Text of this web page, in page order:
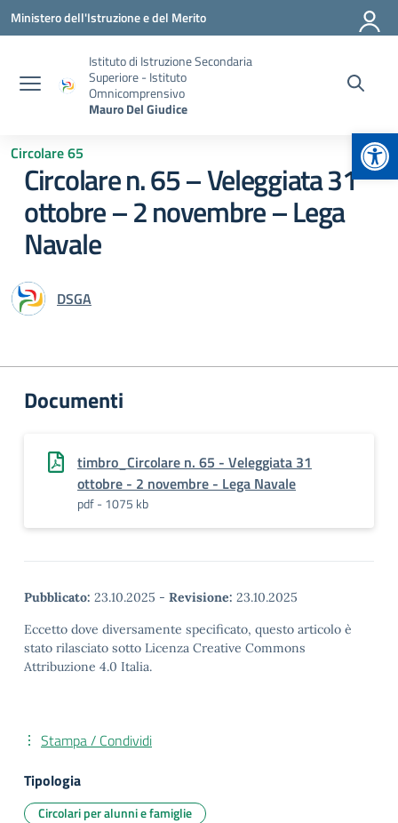
Vai ai contenuti
Vai al menu di navigazione
Vai al footer
Ministero dell'Istruzione e del Merito
Istituto di Istruzione Secondaria
Superiore - Istituto
Omnicomprensivo
Mauro Del Giudice
Circolare 65
Circolare n. 65 – Veleggiata 31
ottobre – 2 novembre – Lega
Navale
DSGA
Documenti
timbro_Circolare n. 65 - Veleggiata 31
ottobre - 2 novembre - Lega Navale
pdf - 1075 kb
Pubblicato: 23.10.2025 - Revisione: 23.10.2025
Eccetto dove diversamente specificato, questo articolo è
stato rilasciato sotto Licenza Creative Commons
Attribuzione 4.0 Italia.
Stampa / Condividi
Tipologia
Circolari per alunni e famiglie